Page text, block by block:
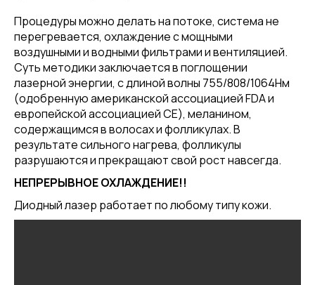
Процедуры можно делать на потоке, система не
перегревается, охлаждение с мощными
воздушными и водными фильтрами и вентиляцией.
Суть методики заключается в поглощении
лазерной энергии, с длиной волны 755/808/1064Нм
(одобренную американской ассоциацией FDA и
европейской ассоциацией СЕ), меланином,
содержащимся в волосах и фолликулах. В
результате сильного нагрева, фолликулы
разрушаются и прекращают свой рост навсегда.
НЕПРЕРЫВНОЕ ОХЛАЖДЕНИЕ!!
Диодный лазер работает по любому типу кожи.